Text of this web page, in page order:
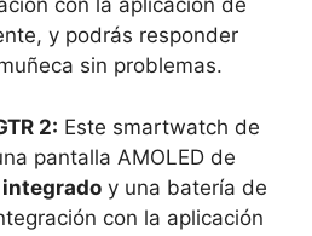
con la aplicación de
y podrás responder
sin problemas.
2: Este smartwatch de
pantalla AMOLED de
integrado y una batería de
con la aplicación